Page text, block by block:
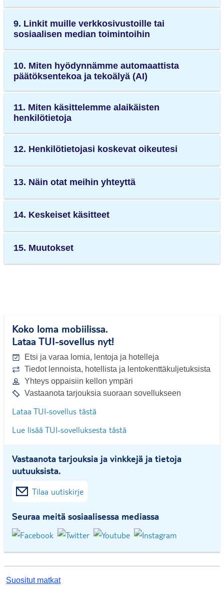
9. Linkit muille verkkosivustoille tai
sosiaalisen median toimintoihin
10. Miten hyödynnämme automaattista
päätöksentekoa ja tekoälyä (AI)
11. Miten käsittelemme alaikäisten
henkilötietoja
12. Henkilötietojasi koskevat oikeutesi
13. Näin otat meihin yhteyttä
14. Keskeiset käsitteet
15. Muutokset
Koko loma mobiilissa.
Lataa TUI-sovellus nyt!
Etsi ja varaa lomia, lentoja ja hotelleja
Tiedot lennoista, hotellista ja lentokenttäkuljetuksista
Yhteys oppaisiin kellon ympäri
Vastaanota tarjouksia suoraan sovellukseen
Lataa TUI-sovellus tästä
Lue lisää TUI-sovelluksesta tästä
Vastaanota tarjouksia ja vinkkejä ja tietoja
uutuuksista.
Tilaa uutiskirje
Seuraa meitä sosiaalisessa mediassa
Suositut matkat